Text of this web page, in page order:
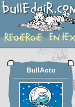
planche
BullActu